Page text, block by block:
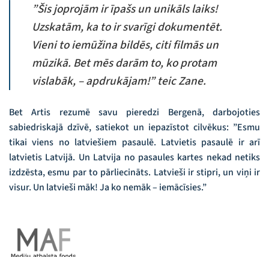
”Šis joprojām ir īpašs un unikāls laiks!
Uzskatām, ka to ir svarīgi dokumentēt.
Vieni to iemūžina bildēs, citi filmās un
mūzikā. Bet mēs darām to, ko protam
vislabāk, – apdrukājam!” teic Zane.
Bet Artis rezumē savu pieredzi Bergenā, darbojoties
sabiedriskajā dzīvē, satiekot un iepazīstot cilvēkus: ”Esmu
tikai viens no latviešiem pasaulē. Latvietis pasaulē ir arī
latvietis Latvijā. Un Latvija no pasaules kartes nekad netiks
izdzēsta, esmu par to pārliecināts. Latvieši ir stipri, un viņi ir
visur. Un latvieši māk! Ja ko nemāk – iemācīsies.”